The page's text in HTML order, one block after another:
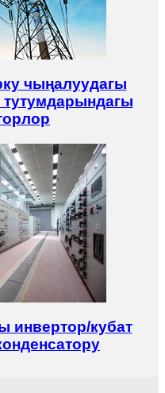
чыңалуудагы
тутумдарындагы
инвертор/кубат